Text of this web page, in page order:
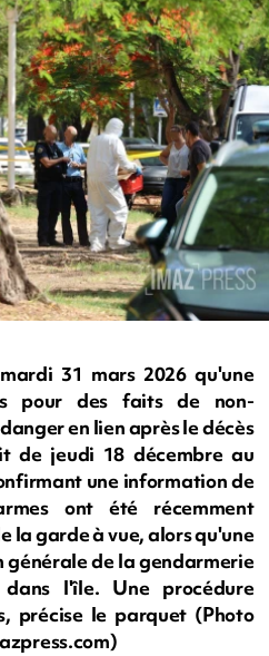
31 mars 2026 qu'une
pour des faits de non-
en lien après le décès
de jeudi 18 décembre au
une information de
ont été récemment
la garde à vue, alors qu'une
générale de la gendarmerie
l'île. Une procédure
précise le parquet (Photo